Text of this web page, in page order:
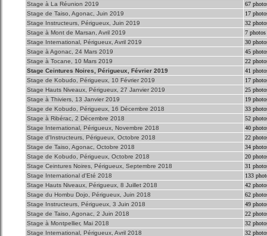
Stage à La Réunion 2019
67
Stage de Taiso, Agonac, Juin 2019
17
Stage Instructeurs, Périgueux, Juin 2019
32
Stage à Mont de Marsan, Avril 2019
7 photos
Stage International, Périgueux, Avril 2019
30
Stage à Agonac, 24 Mars 2019
45
Stage à Tocane, 10 Mars 2019
22
Stage Ceintures Noires, Périgueux, Février 2019
41
Stage de Kobudo, Périgueux, 10 Février 2019
17
Stage Hauts Niveaux, Périgueux, 27 Janvier 2019
25
Stage à Thiviers, 13 Janvier 2019
19
Stage de Kobudo, Périgueux, 16 Décembre 2018
33
Stage à Ribérac, 2 Décembre 2018
52
Stage International, Périgueux, Novembre 2018
40
Stage d'Instructeurs, Périgueux, Octobre 2018
22
Stage de Taiso, Agonac, Octobre 2018
34
Stage de Kobudo, Périgueux, Octobre 2018
20
Stage Ceintures Noires, Périgueux, Septembre 2018
31
Stage International d'Eté 2018
133
Stage Hauts Niveaux, Périgueux, 8 Juillet 2018
42
Stage du Hombu Dojo, Périgueux, Juin 2018
62
Stage Instructeurs, Périgueux, 3 Juin 2018
49
Stage de Taiso, Agonac, 2 Juin 2018
22
Stage à Montpellier, Mai 2018
32
Stage International, Périgueux, Avril 2018
32